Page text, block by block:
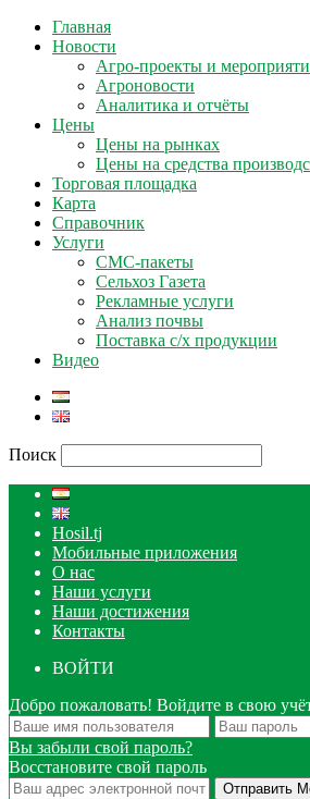
Главная
Новости
Агро-проекты и
Агроновости
Аналитика и отчёты
Цены
Цены на рынках
Цены на средства
Торговая площадка
Карта
Справочник
Услуги
СМС-пакеты
Сельхоз Газета
Рекламные услуги
Анализ почвы
Поставка с/х продукции
Видео
Поиск
Hosil.tj
Мобильные приложения
О нас
Наши услуги
Наши достижения
Контакты
ВОЙТИ
Добро пожаловать! Войдите в свою
Вы забыли свой пароль?
Восстановите свой пароль